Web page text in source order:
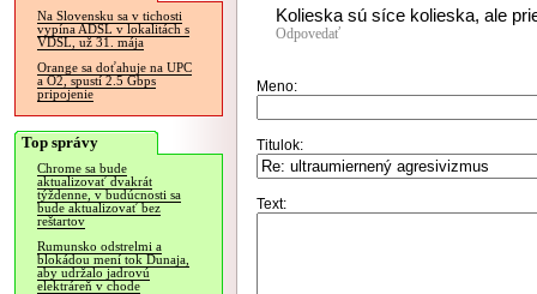
Na Slovensku sa v tichosti
vypína ADSL v lokalitách s
VDSL, už 31. mája
Orange sa doťahuje na UPC
a O2, spustí 2.5 Gbps
pripojenie
Top správy
Chrome sa bude
aktualizovať dvakrát
týždenne, v budúcnosti sa
bude aktualizovať bez
reštartov
Rumunsko odstrelmi a
blokádou mení tok Dunaja,
aby udržalo jadrovú
elektráreň v chode
Kolieska sú síce kolieska, ale
Odpovedať
Meno:
Titulok:
Text: